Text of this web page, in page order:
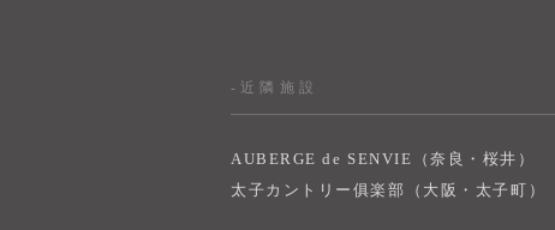
-近隣施設
AUBERGE de SENVIE（奈良・桜井）
太子カントリー俱楽部（大阪・太子町）